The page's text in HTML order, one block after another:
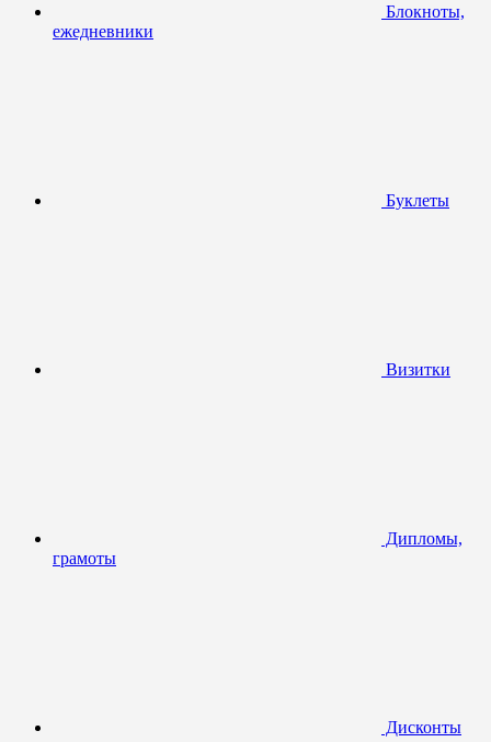
Блокноты,
ежедневники
Буклеты
Визитки
Дипломы,
грамоты
Дисконты